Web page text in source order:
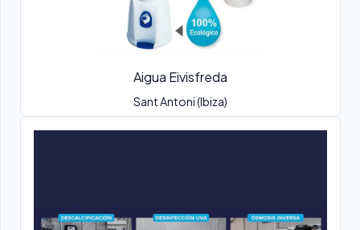
Aigua Eivisfreda
Sant Antoni (Ibiza)